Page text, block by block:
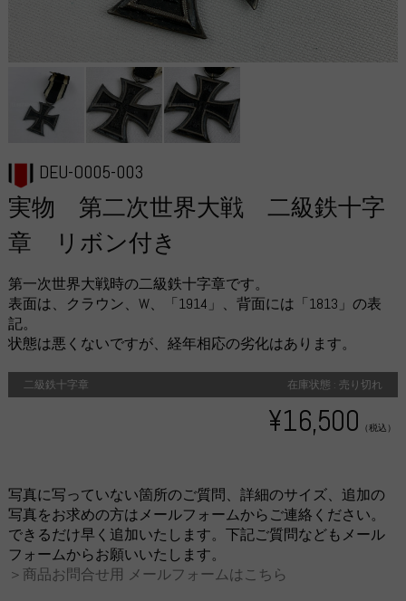
DEU-O005-003
実物 第二次世界大戦 二級鉄十字
章 リボン付き
第一次世界大戦時の二級鉄十字章です。
表面は、クラウン、W、「1914」、背面には「1813」の表
記。
状態は悪くないですが、経年相応の劣化はあります。
二級鉄十字章 在庫状態 : 売り切れ
¥16,500 （税込）
写真に写っていない箇所のご質問、詳細のサイズ、追加の
写真をお求めの方はメールフォームからご連絡ください。
できるだけ早く追加いたします。下記ご質問などもメール
フォームからお願いいたします。
＞商品お問合せ用 メールフォームはこちら